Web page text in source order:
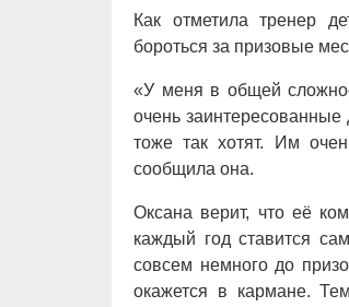
Как отметила тренер
бороться за призовые
«У меня в общей
очень
тоже так хотят. Им
сообщила она.
Оксана верит, что её
каждый год ставится
совсем немного до
окажется в кармане.